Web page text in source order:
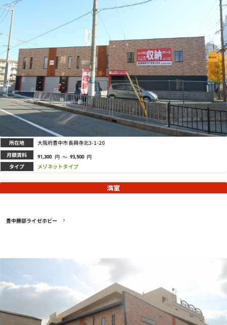
所在地 大阪府豊中市長興寺北3-1-20
月額賃料 91,300 円 ～ 93,500 円
タイプ メゾネットタイプ
豊中勝部ライゼホビー
満室